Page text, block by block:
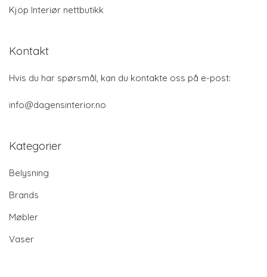
Kjöp Interiør nettbutikk
Kontakt
Hvis du har spørsmål, kan du kontakte oss på e-post:
info@dagensinterior.no
Kategorier
Belysning
Brands
Møbler
Vaser